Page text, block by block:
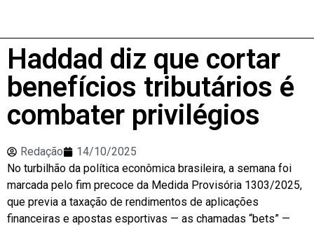
Haddad diz que cortar
benefícios tributários é
combater privilégios
Redação
14/10/2025
No turbilhão da política econômica brasileira, a semana foi
marcada pelo fim precoce da Medida Provisória 1303/2025,
que previa a taxação de rendimentos de aplicações
financeiras e apostas esportivas — as chamadas “bets” —